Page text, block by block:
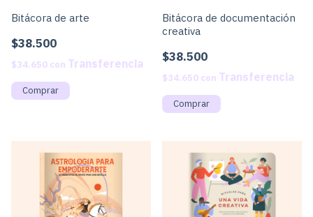
Bitácora de arte
$38.500
$34.650 con
Bitácora de documentación
creativa
$38.500
$34.650 con